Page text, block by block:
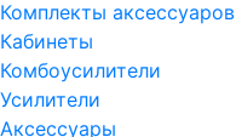
Комплекты аксессуаров
Кабинеты
Комбоусилители
Усилители
Аксессуары